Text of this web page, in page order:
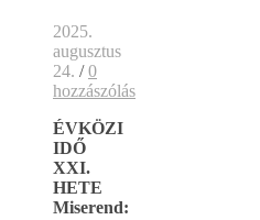
2025.
augusztus
24. / 0
hozzászólás
ÉVKÖZI
IDŐ
XXI.
HETE
Miserend: